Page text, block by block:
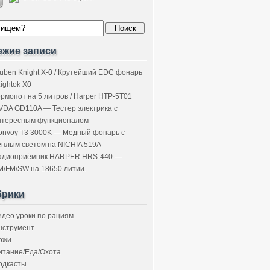
записи
Knight X-0 / Крутейший EDC фонарь
X0
на 5 литров / Harper HTP-5T01
GD110A — Тестер электрика с
функционалом
T3 3000K — Медный фонарь с
светом на NICHIA 519A
HARPER HRS-440 —
FM/SW на 18650 литии.
уроки по рациям
Еда/Охота